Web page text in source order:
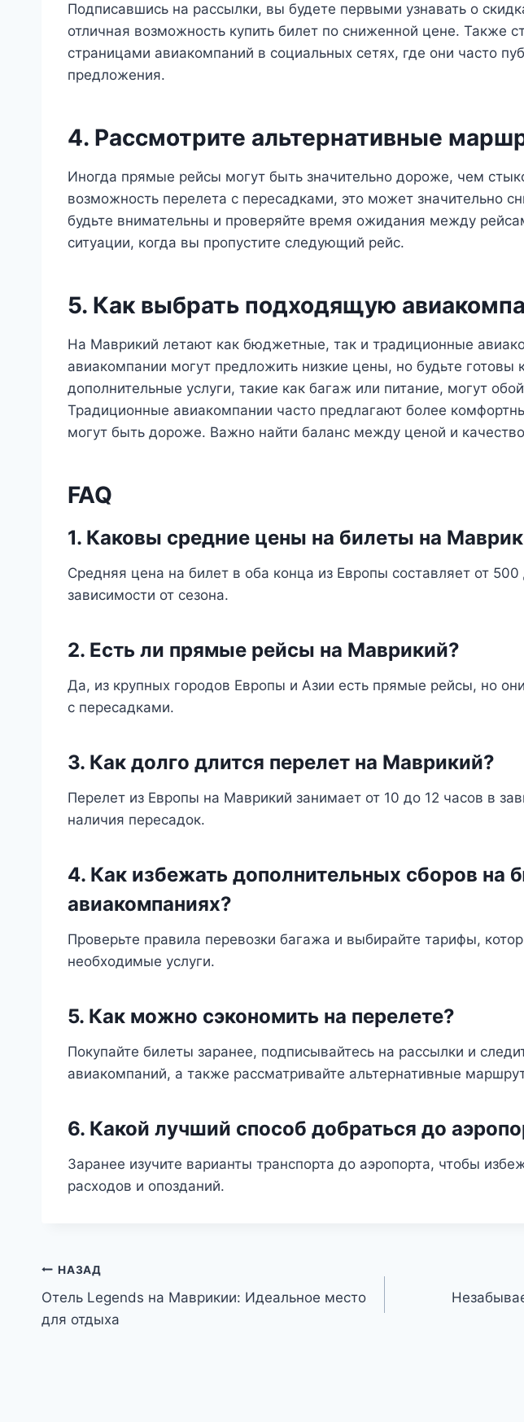
Подписавшись на рассылки, вы будете первыми узнавать о
отличная возможность купить билет по сниженной цене. Также
страницами авиакомпаний в социальных сетях, где они часто
предложения.
4. Рассмотрите альтернативные
Иногда прямые рейсы могут быть значительно дороже, чем
возможность перелета с пересадками, это может значительно
будьте внимательны и проверяйте время ожидания между
ситуации, когда вы пропустите следующий рейс.
5. Как выбрать подходящую
На Маврикий летают как бюджетные, так и традиционные
авиакомпании могут предложить низкие цены, но будьте готовы
дополнительные услуги, такие как багаж или питание, могут
Традиционные авиакомпании часто предлагают более
могут быть дороже. Важно найти баланс между ценой и
FAQ
1. Каковы средние цены на билеты на
Средняя цена на билет в оба конца из Европы составляет от
зависимости от сезона.
2. Есть ли прямые рейсы на Маврикий?
Да, из крупных городов Европы и Азии есть прямые рейсы, но
с пересадками.
3. Как долго длится перелет на Маврикий?
Перелет из Европы на Маврикий занимает от 10 до 12 часов в
наличия пересадок.
4. Как избежать дополнительных сборов на
авиакомпаниях?
Проверьте правила перевозки багажа и выбирайте тарифы,
необходимые услуги.
5. Как можно сэкономить на перелете?
Покупайте билеты заранее, подписывайтесь на рассылки и
авиакомпаний, а также рассматривайте альтернативные
6. Какой лучший способ добраться до
Заранее изучите варианты транспорта до аэропорта, чтобы
расходов и опозданий.
Навигация
по
НАЗАД
Отель Legends на Маврикии: Идеальное место
для отдыха